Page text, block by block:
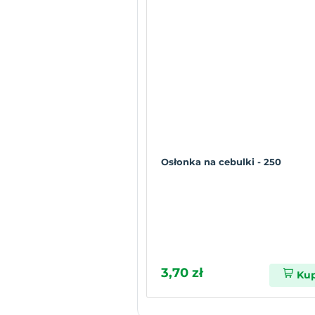
Osłonka na cebulki - 250
3,70 zł